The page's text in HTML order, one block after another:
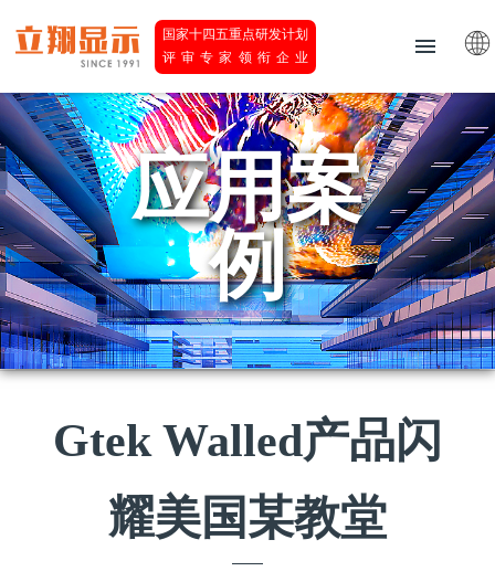
国家十四五重点研发计划
评审专家领衔企业
应用案
例
Gtek Walled产品闪
耀美国某教堂